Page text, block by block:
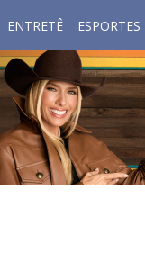
ENTRETÊ ESPORTES